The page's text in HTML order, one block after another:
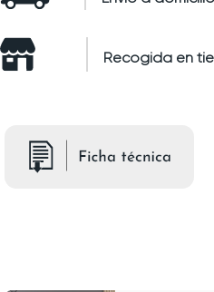
Recogida en